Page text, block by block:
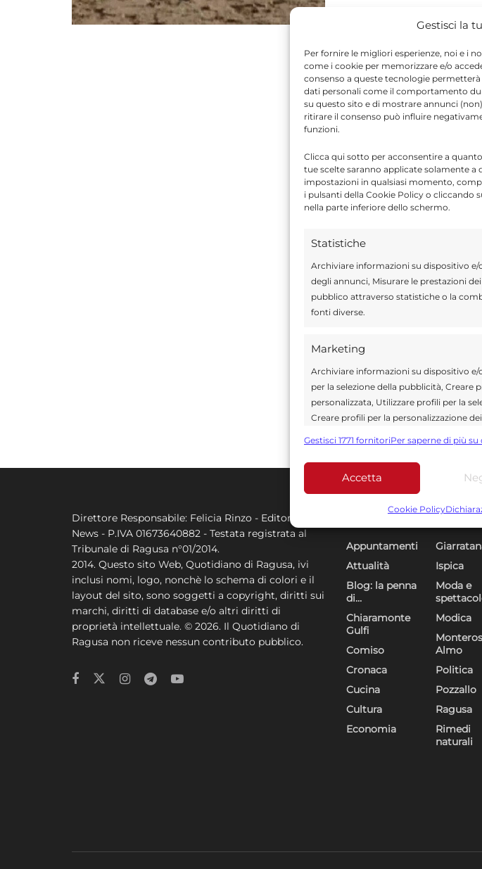
Gestisci la
Per fornire le migliori esperienze, noi e i
come i cookie per memorizzare e/o
consenso a queste tecnologie
dati personali come il comportamento
su questo sito e di mostrare annunci
ritirare il consenso può influire
funzioni.
Clicca qui sotto per acconsentire a
tue scelte saranno applicate solamente a
impostazioni in qualsiasi momento,
i pulsanti della Cookie Policy o cliccando
nella parte inferiore dello schermo.
Statistiche
Archiviare informazioni su dispositivo e/
degli annunci, Misurare le prestazioni
pubblico attraverso statistiche o la
fonti diverse.
Marketing
Archiviare informazioni su dispositivo
per la selezione della pubblicità, Creare
personalizzata, Utilizzare profili per la
Creare profili per la personalizzazione
Utilizzare dati limitati per la selezione
Funzionalità
Abbinare e combinare dati provenienti
Utilizzare dati di
dispositivi in base a
Garantire la sicurezza, prevenire
correggere errori, Erogare e
pubblicità e contenuto, Salvare
scelte sulla privacy.
Gestisci 1771 fornitoriPer saperne di più
Accetta
Cookie Policy
Direttore Responsabile: Felicia Rinzo - Editore QDR
News - P.IVA 01673640882 - Testata registrata al
Tribunale di Ragusa n°01/2014.
2014. Questo sito Web, Quotidiano di Ragusa, ivi
inclusi nomi, logo, nonchè lo schema di colori e il
layout del sito, sono soggetti a copyright, diritti sui
marchi, diritti di database e/o altri diritti di
proprietà intellettuale. © 2026. Il Quotidiano di
Ragusa non riceve nessun contributo pubblico.
Appuntamenti
Attualità
Blog: la penna
di…
Chiaramonte
Gulfi
Comiso
Cronaca
Cucina
Cultura
Economia
Ispica
Moda e
Modica
Almo
Politica
Pozzallo
Ragusa
Rimedi
naturali